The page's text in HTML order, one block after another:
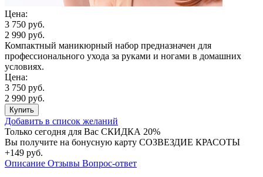
Цена:
3 750 руб.
2 990 руб.
Компактный маникюрный набор предназначен для
профессионального ухода за руками и ногами в домашних
условиях.
Цена:
3 750 руб.
2 990 руб.
Купить
Добавить в список желаний
Только сегодня для Вас СКИДКА 20%
Вы получите на бонусную карту СОЗВЕЗДИЕ КРАСОТЫ
+149 руб.
Описание Отзывы Вопрос-ответ